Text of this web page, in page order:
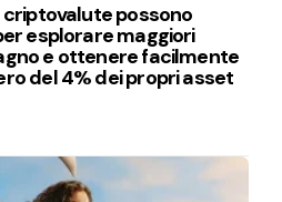
criptovalute possono
esplorare maggiori
e ottenere facilmente
del 4% dei propri asset